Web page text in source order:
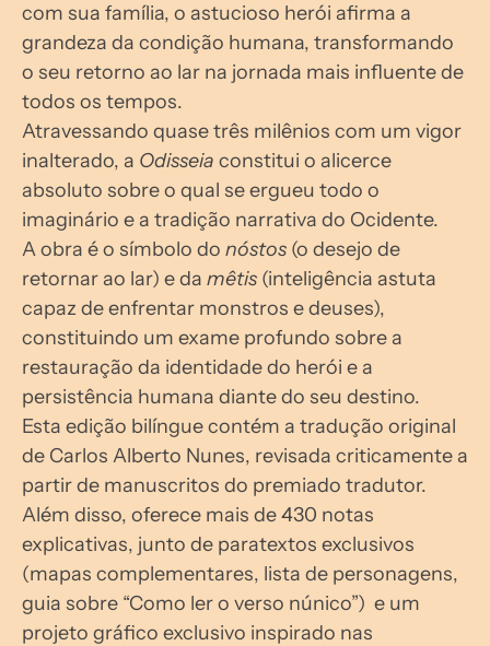
com sua família, o astucioso herói afirma a
grandeza da condição humana, transformando
o seu retorno ao lar na jornada mais influente de
todos os tempos.
Atravessando quase três milênios com um vigor
inalterado, a Odisseia constitui o alicerce
absoluto sobre o qual se ergueu todo o
imaginário e a tradição narrativa do Ocidente.
A obra é o símbolo do nóstos (o desejo de
retornar ao lar) e da mêtis (inteligência astuta
capaz de enfrentar monstros e deuses),
constituindo um exame profundo sobre a
restauração da identidade do herói e a
persistência humana diante do seu destino.
Esta edição bilíngue contém a tradução original
de Carlos Alberto Nunes, revisada criticamente a
partir de manuscritos do premiado tradutor.
Além disso, oferece mais de 430 notas
explicativas, junto de paratextos exclusivos
(mapas complementares, lista de personagens,
guia sobre “Como ler o verso núnico”)  e um
projeto gráfico exclusivo inspirado nas